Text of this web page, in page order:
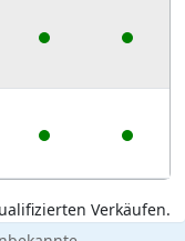
Verkäufen.